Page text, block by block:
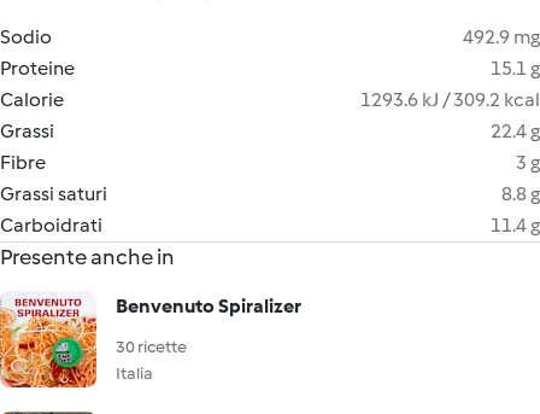
Sodio
492.9 mg
Proteine
15.1 g
Calorie
1293.6 kJ / 309.2 kcal
Grassi
22.4 g
Fibre
3 g
Grassi saturi
8.8 g
Carboidrati
11.4 g
Presente anche in
Benvenuto Spiralizer
30 ricette
Italia